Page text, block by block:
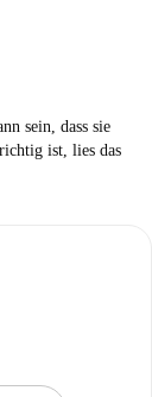
sein, dass sie
ist, lies das